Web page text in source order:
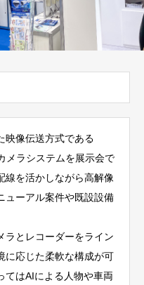
映像伝送方式である
メラシステムを展示会で
線を活かしながら高解像
ューアル案件や既設設備
ラとレコーダーをライン
に応じた柔軟な構成が可
てはAIによる人物や車両